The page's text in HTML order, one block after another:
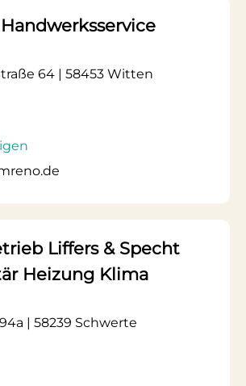
64 | 58453 Witten
Liffers & Specht
Heizung Klima
| 58239 Schwerte